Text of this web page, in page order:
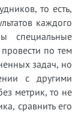
то есть,
каждого
специальные
по тем
задач, но
с другими
метрик, то не
сравнить его